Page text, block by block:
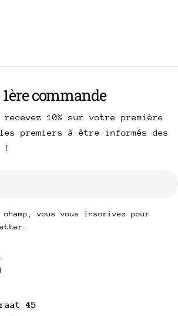
45
commande
10% sur votre première
les premiers à être informés des
!
vous vous inscrivez pour